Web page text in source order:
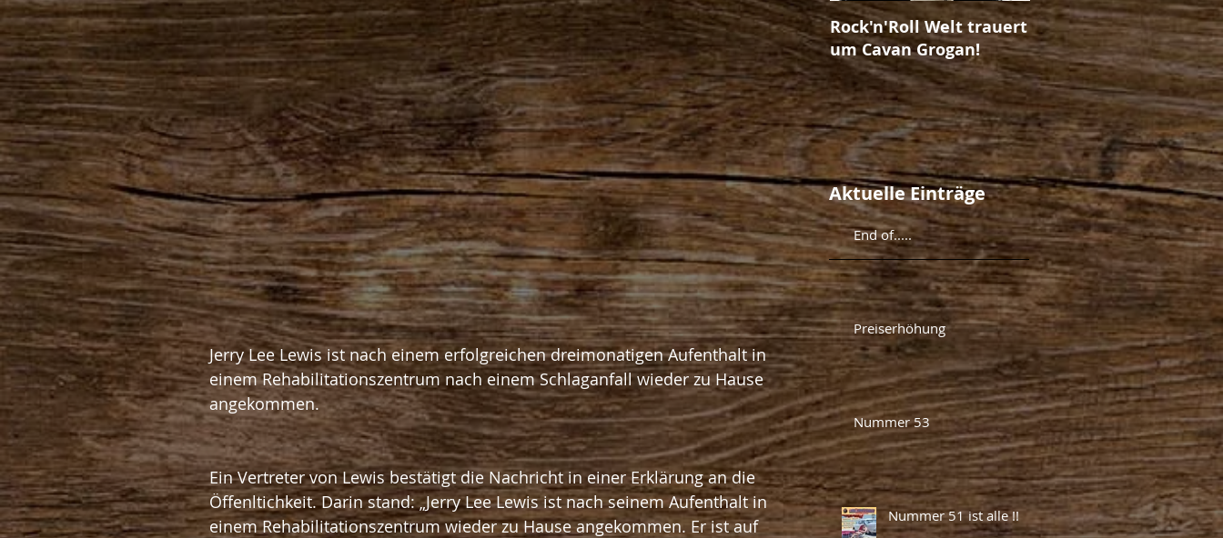
Jerry Lee Lewis ist nach einem erfolgreichen dreimonatigen Aufenthalt in
einem Rehabilitationszentrum nach einem Schlaganfall wieder zu Hause
angekommen.
Ein Vertreter von Lewis bestätigt die Nachricht in einer Erklärung an die
Öffenltichkeit. Darin stand: „Jerry Lee Lewis ist nach seinem Aufenthalt in
einem Rehabilitationszentrum wieder zu Hause angekommen. Er ist auf
Rock'n'Roll Welt trauert
um Cavan Grogan!
The Unleashed-
Ausgabe No. 25!
Aktuelle Einträge
End of.....
Preiserhöhung
Nummer 53
Nummer 51 ist alle !!